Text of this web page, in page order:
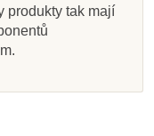
produkty tak mají